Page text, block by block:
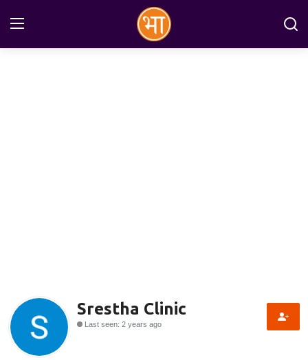
मनोरंजन
Technology
RSS-संघ
Srestha Clinic
Last seen: 2 years ago